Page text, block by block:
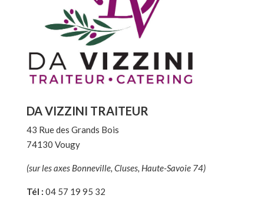
DA VIZZINI TRAITEUR
43 Rue des Grands Bois
74130 Vougy
(sur les axes Bonneville, Cluses, Haute-Savoie 74)
Tél : 04 57 19 95 32